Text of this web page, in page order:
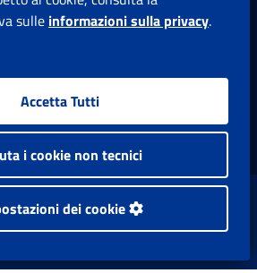
: Via Ciro il Grande, 21
una nuova finestra
Apre una nuova finestra
Whatsapp: Apre una nuova
Youtube: Apre una
Instagram:
© 1997-2026
Nazionale Previdenza Sociale.
sulle informazioni sulla privacy.
Accetta Tutti
i cookie non tecnici
dei cookie